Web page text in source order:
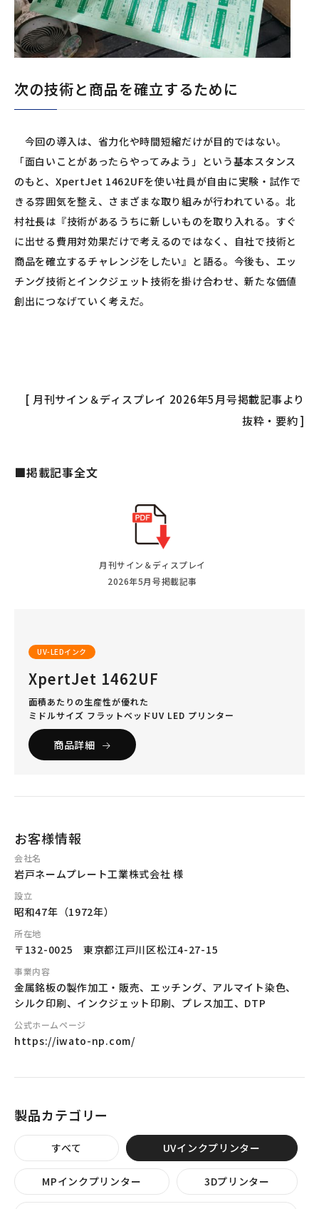
次の技術と商品を確立するために
今回の導入は、省力化や時間短縮だけが目的ではない。
「面白いことがあったらやってみよう」という基本スタンス
のもと、XpertJet 1462UFを使い社員が自由に実験・試作で
きる雰囲気を整え、さまざまな取り組みが行われている。北
村社長は『技術があるうちに新しいものを取り入れる。すぐ
に出せる費用対効果だけで考えるのではなく、自社で技術と
商品を確立するチャレンジをしたい』と語る。今後も、エッ
チング技術とインクジェット技術を掛け合わせ、新たな価値
創出につなげていく考えだ。
[ 月刊サイン＆ディスプレイ 2026年5月号掲載記事より
抜粋・要約 ]
■掲載記事全文
月刊サイン＆ディスプレイ
2026年5月号掲載記事
UV-LEDインク
XpertJet 1462UF
面積あたりの生産性が優れた
ミドルサイズ フラットベッドUV LED プリンター
商品詳細
お客様情報
会社名
岩戸ネームプレート工業株式会社 様
設立
昭和47年（1972年）
所在地
〒132-0025 東京都江戸川区松江4-27-15
事業内容
金属銘板の製作加工・販売、エッチング、アルマイト染色、
シルク印刷、インクジェット印刷、プレス加工、DTP
公式ホームページ
https://iwato-np.com/
製品カテゴリー
すべて UVインクプリンター
MPインクプリンター 3Dプリンター